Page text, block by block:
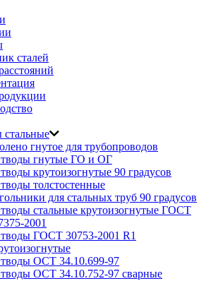
сталей
гнутое для трубопроводов
гнутые ГО и ОГ
крутоизогнутые 90 градусов
толстостенные
для стальных труб 90 градусов
стальные крутоизогнутые ГОСТ
2001
ГОСТ 30753-2001 R1
ОСТ 34.10.699-97
ОСТ 34.10.752-97 сварные